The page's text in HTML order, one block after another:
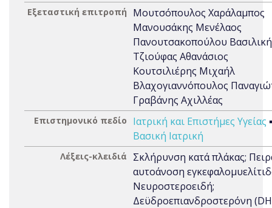
Εξεταστική επιτροπή
Μουτσόπουλος Χαράλαμπος
Μανουσάκης Μενέλαος
Πανουτσακοπούλου Βασιλική
Τζιούφας Αθανάσιος
Κουτσιλιέρης Μιχαήλ
Βλαχογιαννόπουλος
Γραβάνης Αχιλλέας
Επιστημονικό πεδίο Ιατρική και Επιστήμες Υγείας
Βασική Ιατρική
Λέξεις-κλειδιά
Σκλήρυνση κατά πλάκας;
αυτοάνοση
Νευροστεροειδή;
Δεϋδροεπιανδροστερόνη